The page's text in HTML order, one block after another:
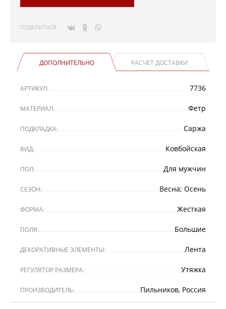
ПОДЕЛИТЬСЯ
ДОПОЛНИТЕЛЬНО РАСЧЕТ ДОСТАВКИ
АРТИКУЛ: 7736
МАТЕРИАЛ: Фетр
ПОДКЛАДКА: Саржа
ВИД: Ковбойская
ПОЛ: Для мужчин
СЕЗОН: Весна; Осень
ФОРМА: Жесткая
ПОЛЯ: Большие
ДЕКОРАТИВНЫЕ ЭЛЕМЕНТЫ: Лента
РЕГУЛЯТОР РАЗМЕРА: Утяжка
ПРОИЗВОДИТЕЛЬ: Пильников, Россия